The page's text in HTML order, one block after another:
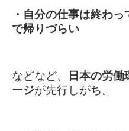
・自分の仕事は終わ
で帰りづらい
などなど、
日本の労働
ージが先行しがち。